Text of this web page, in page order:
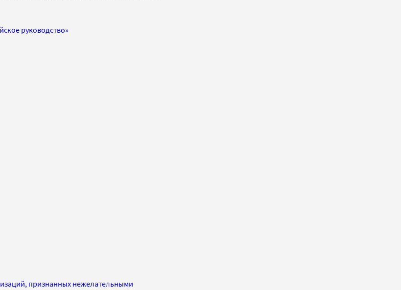
руководство»
признанных нежелательными